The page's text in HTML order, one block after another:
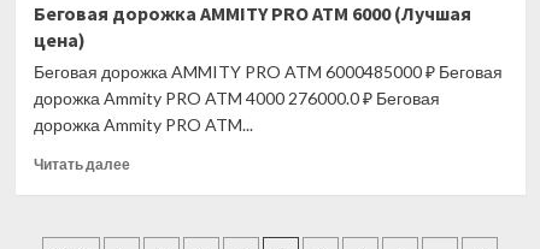
дорожка
Style
STM
4516A
HRC
(Лучшая
Беговая дорожка AMMITY PRO ATM 6000 (Лучшая
цена)
Беговая дорожка AMMITY PRO ATM 6000485000 ₽ Беговая
дорожка Ammity PRO ATM 4000 276000.0 ₽ Беговая
дорожка Ammity PRO ATM...
Читать далееПрочитать